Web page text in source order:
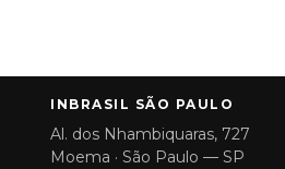
INBRASIL SÃO PAULO
Al. dos Nhambiquaras, 727
Moema · São Paulo — SP